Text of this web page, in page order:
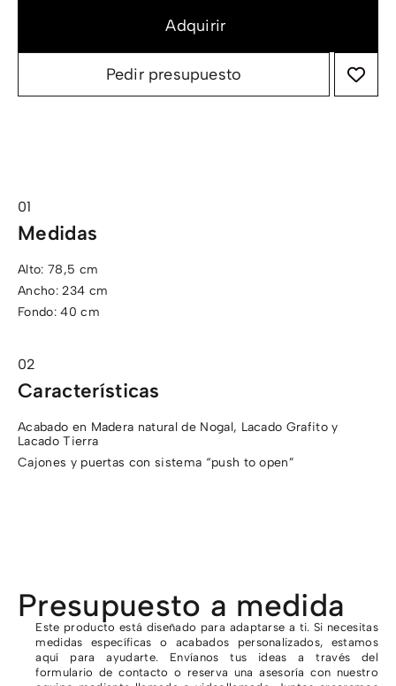
Pedir presupuesto
Medidas
Alto: 78,5 cm
Ancho: 234 cm
Fondo: 40 cm
Características
Acabado en Madera natural de Nogal, Lacado Grafito y
Lacado Tierra
Cajones y puertas con sistema “push to open”
Presupuesto a medida
Este producto está diseñado para adaptarse a ti. Si necesitas
medidas específicas o acabados personalizados, estamos
aquí para ayudarte. Envíanos tus ideas a través del
formulario de contacto o reserva una asesoría con nuestro